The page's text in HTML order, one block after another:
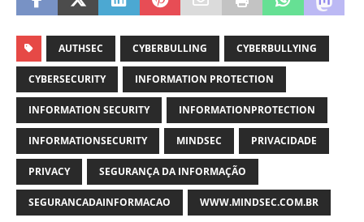
AUTHSEC CYBERBULLING CYBERBULLYING
CYBERSECURITY INFORMATION PROTECTION
INFORMATION SECURITY INFORMATIONPROTECTION
INFORMATIONSECURITY MINDSEC PRIVACIDADE
PRIVACY SEGURANÇA DA INFORMAÇÃO
SEGURANCADAINFORMACAO WWW.MINDSEC.COM.BR